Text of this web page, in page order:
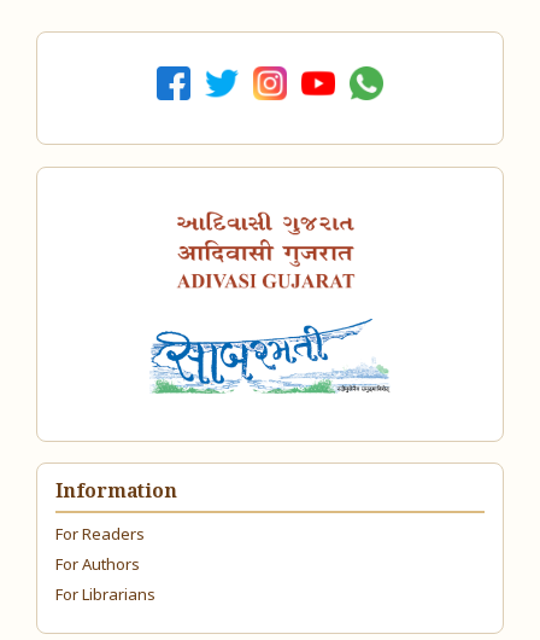
Information
For Readers
For Authors
For Librarians